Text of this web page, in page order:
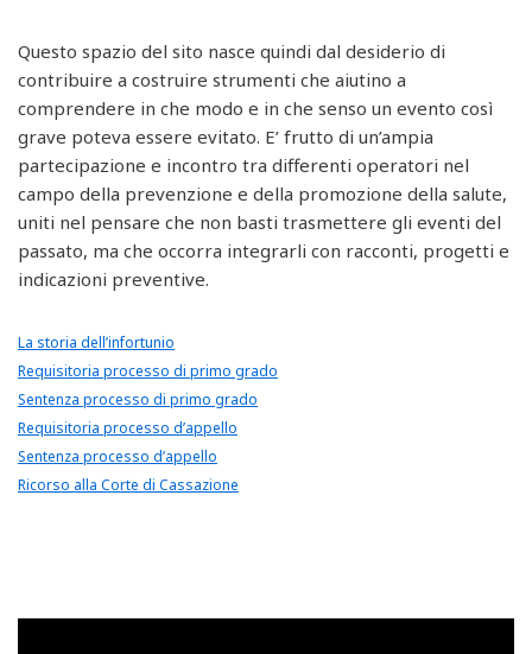
Questo spazio del sito nasce quindi dal desiderio di
contribuire a costruire strumenti che aiutino a
comprendere in che modo e in che senso un evento così
grave poteva essere evitato. E’ frutto di un’ampia
partecipazione e incontro tra differenti operatori nel
campo della prevenzione e della promozione della salute,
uniti nel pensare che non basti trasmettere gli eventi del
passato, ma che occorra integrarli con racconti, progetti e
indicazioni preventive.
La storia dell’infortunio
Requisitoria processo di primo grado
Sentenza processo di primo grado
Requisitoria processo d’appello
Sentenza processo d’appello
Ricorso alla Corte di Cassazione